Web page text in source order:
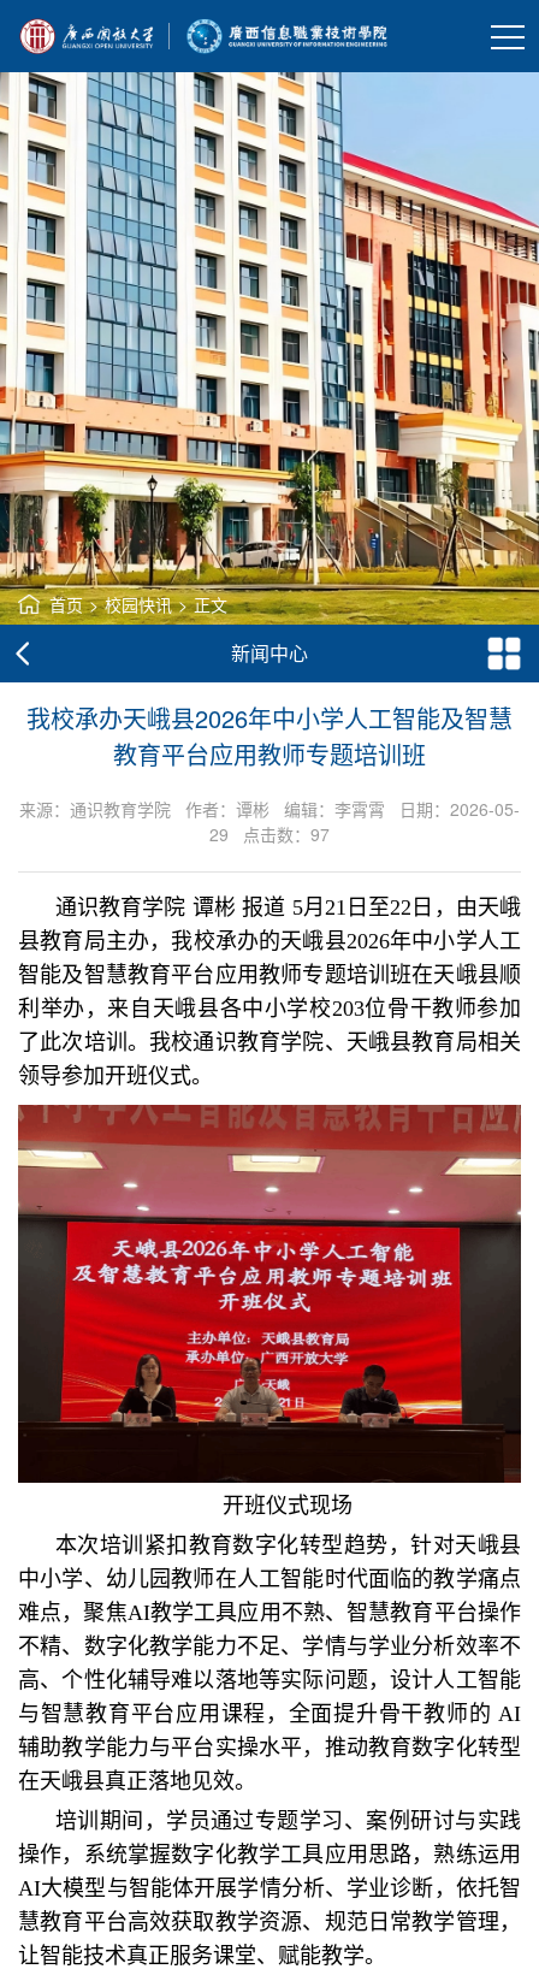
首页 > 校园快讯 > 正文
新闻中心
我校承办天峨县2026年中小学人工智能及智慧
教育平台应用教师专题培训班
来源：通识教育学院 作者：谭彬 编辑：李霄霄 日期：2026-05-
29 点击数： 97
通识教育学院 谭彬 报道 5月21日至22日，由天峨
县教育局主办，我校承办的天峨县2026年中小学人工
智能及智慧教育平台应用教师专题培训班在天峨县顺
利举办，来自天峨县各中小学校203位骨干教师参加
了此次培训。我校通识教育学院、天峨县教育局相关
领导参加开班仪式。
开班仪式现场
本次培训紧扣教育数字化转型趋势，针对天峨县
中小学、幼儿园教师在人工智能时代面临的教学痛点
难点，聚焦AI教学工具应用不熟、智慧教育平台操作
不精、数字化教学能力不足、学情与学业分析效率不
高、个性化辅导难以落地等实际问题，设计人工智能
与智慧教育平台应用课程，全面提升骨干教师的 AI
辅助教学能力与平台实操水平，推动教育数字化转型
在天峨县真正落地见效。
培训期间，学员通过专题学习、案例研讨与实践
操作，系统掌握数字化教学工具应用思路，熟练运用
AI大模型与智能体开展学情分析、学业诊断，依托智
慧教育平台高效获取教学资源、规范日常教学管理，
让智能技术真正服务课堂、赋能教学。